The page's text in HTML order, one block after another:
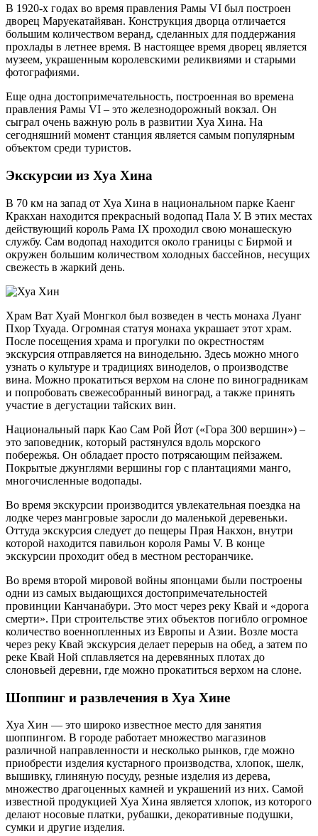
В 1920-х годах во время правления Рамы VI был построен
дворец Маруекатайяван. Конструкция дворца отличается
большим количеством веранд, сделанных для поддержания
прохлады в летнее время. В настоящее время дворец является
музеем, украшенным королевскими реликвиями и старыми
фотографиями.
Еще одна достопримечательность, построенная во времена
правления Рамы VI – это железнодорожный вокзал. Он
сыграл очень важную роль в развитии Хуа Хина. На
сегодняшний момент станция является самым популярным
объектом среди туристов.
Экскурсии из Хуа Хина
В 70 км на запад от Хуа Хина в национальном парке Каенг
Кракхан находится прекрасный водопад Пала У. В этих местах
действующий король Рама IX проходил свою монашескую
службу. Сам водопад находится около границы с Бирмой и
окружен большим количеством холодных бассейнов, несущих
свежесть в жаркий день.
Храм Ват Хуай Монгкол был возведен в честь монаха Луанг
Пхор Тхуада. Огромная статуя монаха украшает этот храм.
После посещения храма и прогулки по окрестностям
экскурсия отправляется на винодельню. Здесь можно много
узнать о культуре и традициях виноделов, о производстве
вина. Можно прокатиться верхом на слоне по виноградникам
и попробовать свежесобранный виноград, а также принять
участие в дегустации тайских вин.
Национальный парк Као Сам Рой Йот («Гора 300 вершин») –
это заповедник, который растянулся вдоль морского
побережья. Он обладает просто потрясающим пейзажем.
Покрытые джунглями вершины гор с плантациями манго,
многочисленные водопады.
Во время экскурсии производится увлекательная поездка на
лодке через мангровые заросли до маленькой деревеньки.
Оттуда экскурсия следует до пещеры Прая Накхон, внутри
которой находится павильон короля Рамы V. В конце
экскурсии проходит обед в местном ресторанчике.
Во время второй мировой войны японцами были построены
одни из самых выдающихся достопримечательностей
провинции Канчанабури. Это мост через реку Квай и «дорога
смерти». При строительстве этих объектов погибло огромное
количество военнопленных из Европы и Азии. Возле моста
через реку Квай экскурсия делает перерыв на обед, а затем по
реке Квай Ной сплавляется на деревянных плотах до
слоновьей деревни, где можно прокатиться верхом на слоне.
Шоппинг и развлечения в Хуа Хине
Хуа Хин — это широко известное место для занятия
шоппингом. В городе работает множество магазинов
различной направленности и несколько рынков, где можно
приобрести изделия кустарного производства, хлопок, шелк,
вышивку, глиняную посуду, резные изделия из дерева,
множество драгоценных камней и украшений из них. Самой
известной продукцией Хуа Хина является хлопок, из которого
делают носовые платки, рубашки, декоративные подушки,
сумки и другие изделия.